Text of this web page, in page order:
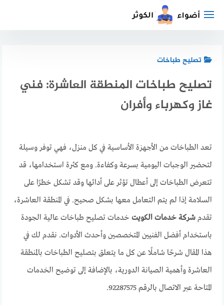
تصليح طباخات
تصليح طباخات المنطقة العاشرة: فني
غاز وكهرباء وأفران
تعد الطباخات من الأجهزة الأساسية في كل منزل، فهي توفر وسيلة
لتحضير الوجبات اليومية بسرعة وكفاءة. ومع كثرة استخدامها، قد
تتعرض الطباخات إلى أعطال تؤثر على أدائها وقد تشكل خطرًا على
السلامة إذا لم يتم التعامل معها بشكل صحيح. في المنطقة العاشرة،
تقدمشركة خدمات الكويت خدمات تصليح طباخات عالية الجودة
باستخدام أفضل الفنيين المتخصصين وأحدث الأدوات. نقدم لك في
هذا المقال شرحًا شاملًا عن كل ما يتعلق بتصليح الطباخات بالمنطقة
العاشرة وأهمية الصيانة الدورية، بالإضافة إلى توضيح الخدمات
المتاحة عبر الاتصال بالرقم 92287575.